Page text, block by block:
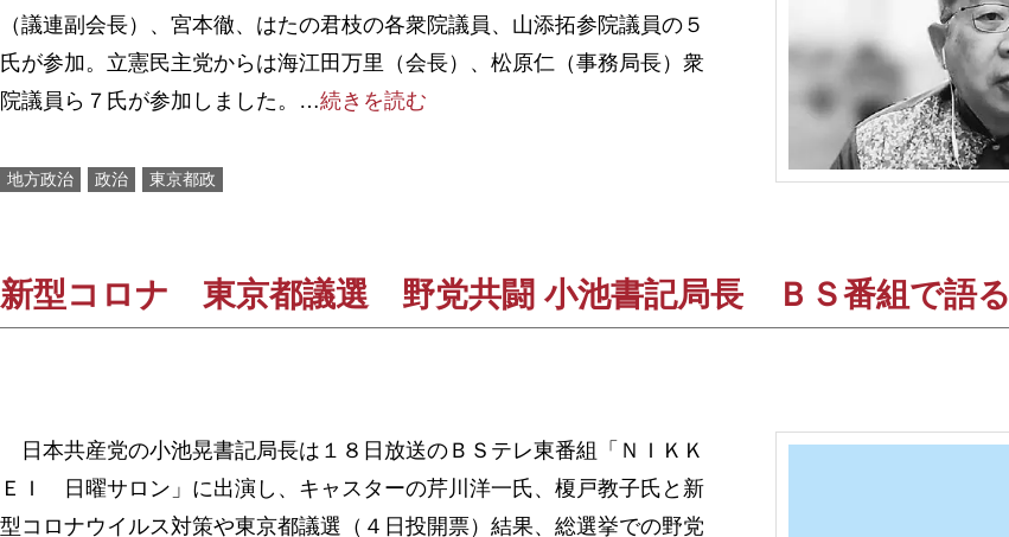
（議連副会長）、宮本徹、はたの君枝の各衆院議員、山添拓参院議員の５
氏が参加。立憲民主党からは海江田万里（会長）、松原仁（事務局長）衆
院議員ら７氏が参加しました。…続きを読む
地方政治 政治 東京都政
新型コロナ 東京都議選 野党共闘 小池書記局長 ＢＳ番組で語る
日本共産党の小池晃書記局長は１８日放送のＢＳテレ東番組「ＮＩＫＫ
ＥＩ 日曜サロン」に出演し、キャスターの芹川洋一氏、榎戸教子氏と新
型コロナウイルス対策や東京都議選（４日投開票）結果、総選挙での野党